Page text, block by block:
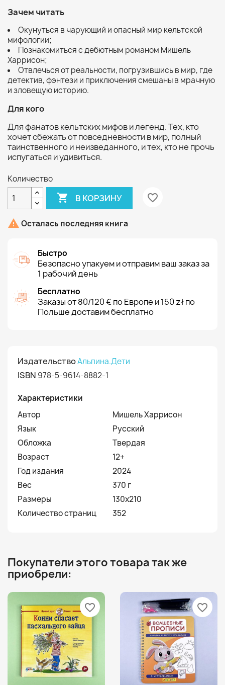
Зачем читать
Окунуться в чарующий и опасный мир кельтской
мифологии;
Познакомиться с дебютным романом Мишель
Харрисон;
Отвлечься от реальности, погрузившись в мир, где
детектив, фэнтези и приключения смешаны в мрачную
и зловещую историю.
Для кого
Для фанатов кельтских мифов и легенд. Тех, кто
хочет сбежать от повседневности в мир, полный
таинственного и неизведанного, и тех, кто не прочь
испугаться и удивиться.
Количество
 В КОРЗИНУ favorite_border
 Осталась последняя книга
Быстро
Безопасно упакуем и отправим ваш заказ за
1 рабочий день
Бесплатно
Заказы от 80/120 € по Европе и 150 zł по
Польше доставим бесплатно
ИздательствоАльпина.Дети
ISBN 978-5-9614-8882-1
Характеристики
Автор
Мишель Харрисон
Язык
Русский
Обложка
Твердая
Возраст
12+
Год издания
2024
Вес
370 г
Размеры
130x210
Количество страниц
352
Покупатели этого товара так же
приобрели:
favorite_border favorite_border